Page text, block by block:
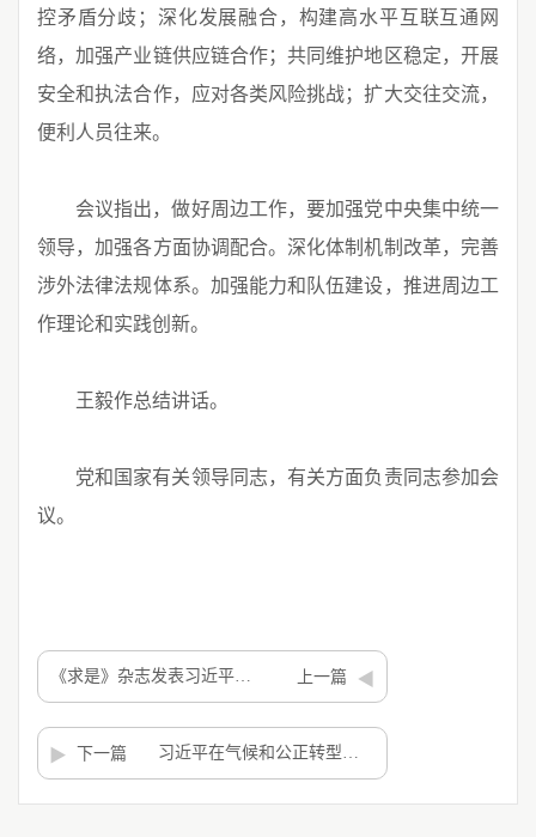
控矛盾分歧；深化发展融合，构建高水平互联互通网
络，加强产业链供应链合作；共同维护地区稳定，开展
安全和执法合作，应对各类风险挑战；扩大交往交流，
便利人员往来。
会议指出，做好周边工作，要加强党中央集中统一
领导，加强各方面协调配合。深化体制机制改革，完善
涉外法律法规体系。加强能力和队伍建设，推进周边工
作理论和实践创新。
王毅作总结讲话。
党和国家有关领导同志，有关方面负责同志参加会
议。
上一篇
下一篇